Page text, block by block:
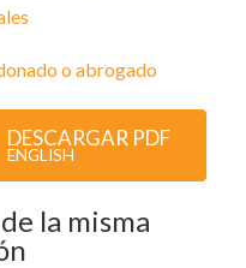
o abrogado
DESCARGAR PDF
ENGLISH
la misma